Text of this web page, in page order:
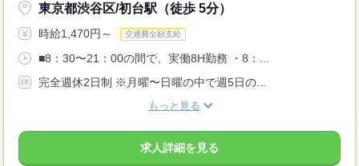
東京都渋谷区/初台駅（徒歩 5分）
時給1,470円～ 交通費全額支給
■8：30〜21：00の間で、実働8H勤務 ・8：...
完全週休2日制 ※月曜〜日曜の中で週5日の...
もっと見る
求人詳細を見る